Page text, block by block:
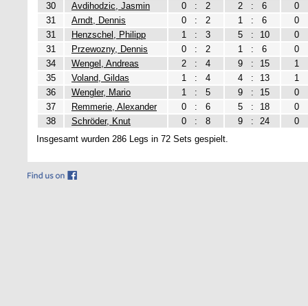
30
Avdihodzic, Jasmin 0 : 2 2 : 6 0
31
Arndt, Dennis 0 : 2 1 : 6 0
31
Henzschel, Philipp 1 : 3 5 : 10 0
31
Przewozny, Dennis 0 : 2 1 : 6 0
34
Wengel, Andreas 2 : 4 9 : 15 1
35
Voland, Gildas 1 : 4 4 : 13 1
36
Wengler, Mario 1 : 5 9 : 15 0
37
Remmerie, Alexander 0 : 6 5 : 18 0
38
Schröder, Knut 0 : 8 9 : 24 0
Insgesamt wurden 286 Legs in 72 Sets gespielt.